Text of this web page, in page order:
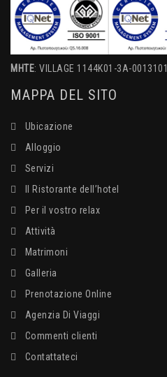
MHTE: VILLAGE 1144K01-3A-0013101
MAPPA DEL SITO
Ubicazione
Alloggio
Servizi
Il Ristorante dell’hotel
Per il vostro relax
Attività
Matrimoni
Galleria
Prenotazione Online
Agenzia Di Viaggi
Commenti clienti
Contattateci